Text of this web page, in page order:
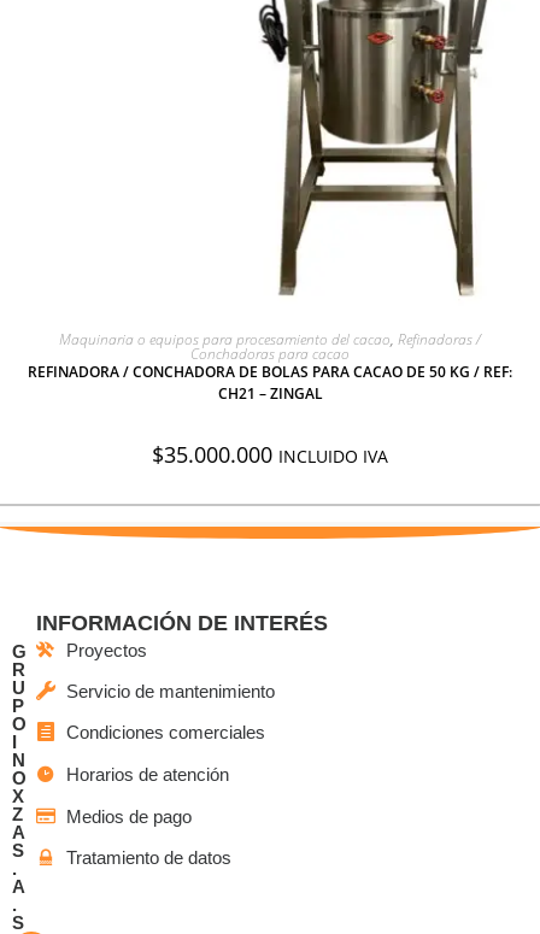
AGREGAR A COTIZACIÓN
Maquinaria o equipos para procesamiento del cacao, Refinadoras /
Conchadoras para cacao
REFINADORA / CONCHADORA DE BOLAS PARA CACAO DE 50 KG / REF:
CH21 – ZINGAL
$35.000.000 INCLUIDO IVA
G
R
U
P
O
I
N
O
X
Z
A
S
.
A
.
S
INFORMACIÓN DE INTERÉS
Proyectos
Servicio de mantenimiento
Condiciones comerciales
Horarios de atención
Medios de pago
Tratamiento de datos